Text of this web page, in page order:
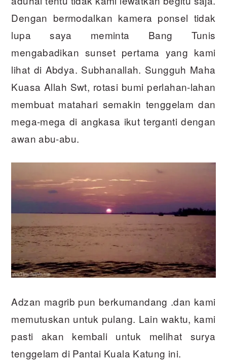
Dengan bermodalkan kamera ponsel tidak
lupa saya meminta Bang Tunis
mengabadikan sunset pertama yang kami
lihat di Abdya. Subhanallah. Sungguh Maha
Kuasa Allah Swt, rotasi bumi perlahan-lahan
membuat matahari semakin tenggelam dan
mega-mega di angkasa ikut terganti dengan
awan abu-abu.
Adzan magrib pun berkumandang .dan kami
memutuskan untuk pulang. Lain waktu, kami
pasti akan kembali untuk melihat surya
tenggelam di Pantai Kuala Katung ini.